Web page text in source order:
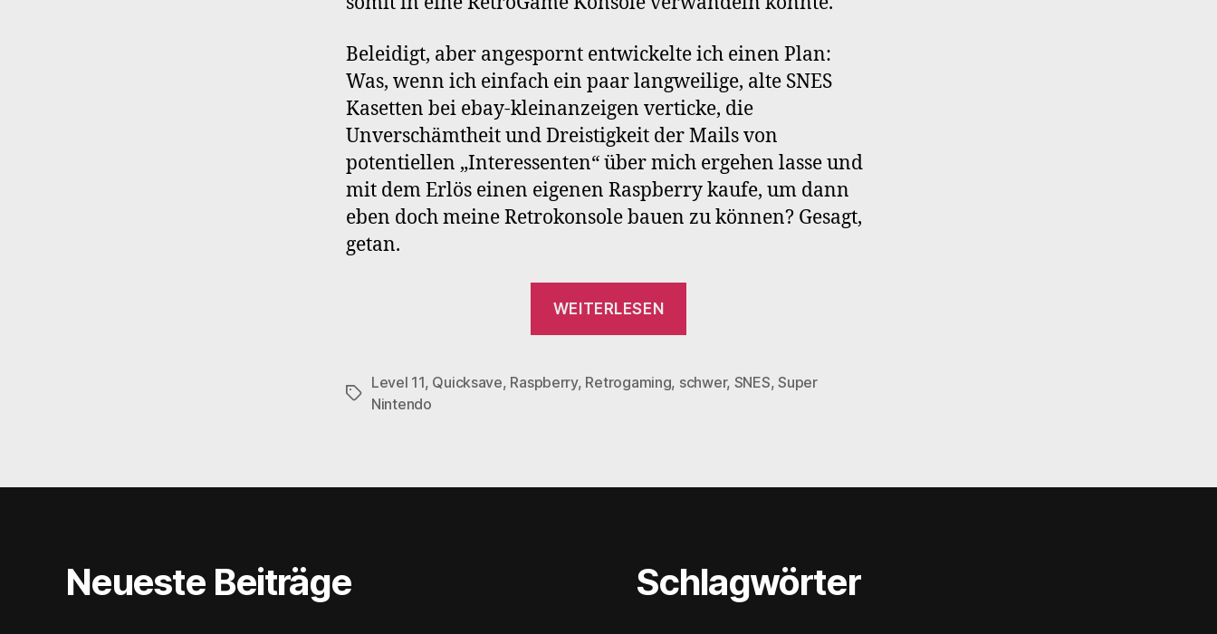
Beleidigt, aber angespornt entwickelte ich einen Plan:
Was, wenn ich einfach ein paar langweilige, alte SNES
Kasetten bei ebay-kleinanzeigen verticke, die
Unverschämtheit und Dreistigkeit der Mails von
potentiellen „Interessenten“ über mich ergehen lasse und
mit dem Erlös einen eigenen Raspberry kaufe, um dann
eben doch meine Retrokonsole bauen zu können? Gesagt,
getan.
WEITERLESEN
Schlagwörter
Level 11, Quicksave, Raspberry, Retrogaming, schwer, SNES,Super
Nintendo
Neueste Beiträge Schlagwörter